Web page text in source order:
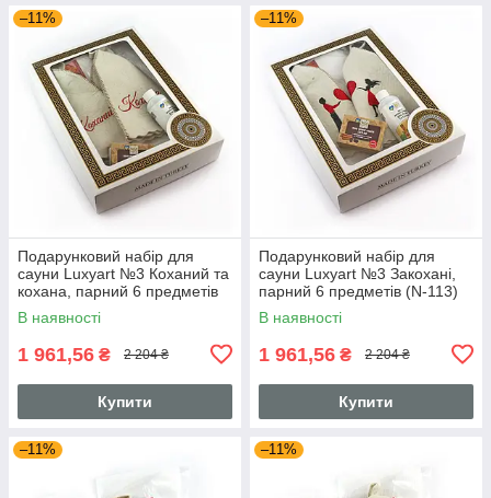
–11%
Подарунковий набір для
сауни Luxyart №3 Коханий та
кохана, парний 6 предметів
(N-114)
В наявності
1 961,56 ₴ 2 204 ₴
Купити
–11%
Подарунковий набір для
сауни Luxyart №3 Закохані,
парний 6 предметів (N-113)
В наявності
1 961,56 ₴ 2 204 ₴
Купити
–11% –11%